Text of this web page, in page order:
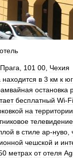
отель
Прага 101 00 Чехия
находится в 3 км к
остановка
бесплатный Wi-Fi
на территории
телевидение
в стиле ар-нуво
чешской и
метрах от отеля